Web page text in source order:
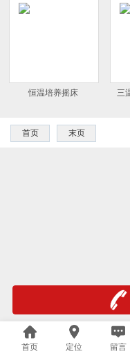
恒温培养摇床 三
首页 末页
首页 定位 留言